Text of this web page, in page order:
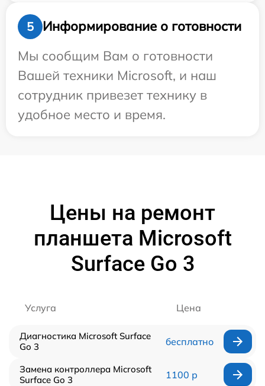
5
Информирование о готовности
Мы сообщим Вам о готовности
Вашей техники Microsoft, и наш
сотрудник привезет технику в
удобное место и время.
Цены на ремонт
планшета Microsoft
Surface Go 3
Услуга Цена
Диагностика Microsoft Surface
Go 3
бесплатно
Замена контроллера Microsoft
Surface Go 3
1100 р